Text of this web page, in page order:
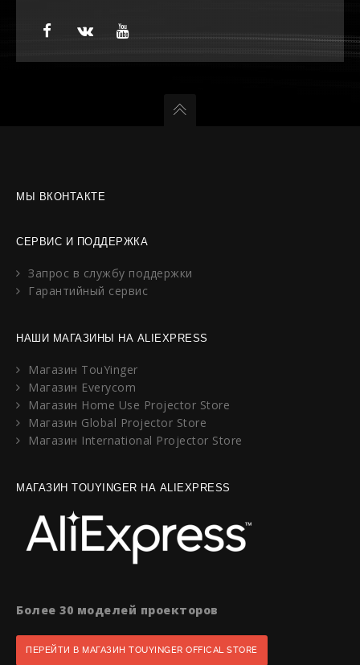
МЫ ВКОНТАКТЕ
СЕРВИС И ПОДДЕРЖКА
Запрос в службу поддержки
Гарантийный сервис
НАШИ МАГАЗИНЫ НА ALIEXPRESS
Магазин TouYinger
Магазин Everycom
Магазин Home Use Projector Store
Магазин Global Projector Store
Магазин International Projector Store
МАГАЗИН TOUYINGER НА ALIEXPRESS
Более 30 моделей проекторов
ПЕРЕЙТИ В МАГАЗИН TOUYINGER OFFICAL STORE